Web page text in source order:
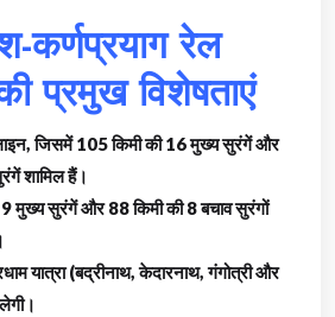
कर्णप्रयाग रेल
प्रमुख विशेषताएं
जिसमें 105 किमी की 16 मुख्य सुरंगें और
शामिल हैं।
मुख्य सुरंगें और 88 किमी की 8 बचाव सुरंगों
यात्रा (बद्रीनाथ, केदारनाथ, गंगोत्री और